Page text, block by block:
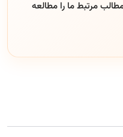
مرتبط ما را مطالعه